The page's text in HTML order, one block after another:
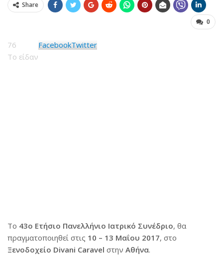
Share
0
76
Το είδαν
FacebookTwitter
Το 43ο Ετήσιο Πανελλήνιο Ιατρικό Συνέδριο, θα
πραγματοποιηθεί στις 10 – 13 Μαΐου 2017, στο
Ξενοδοχείο Divani Caravel στην Αθήνα.